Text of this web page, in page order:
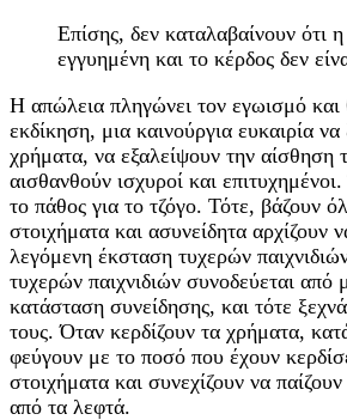
Επίσης, δεν καταλαβαίνουν ότι η
εγγυημένη και το κέρδος δεν
Η απώλεια πληγώνει τον εγωισμό
εκδίκηση, μια καινούργια ευκαιρία
χρήματα, να εξαλείψουν την αίσθηση
αισθανθούν ισχυροί και
το πάθος για το τζόγο. Τότε, βάζουν
στοιχήματα και ασυνείδητα αρχίζουν
λεγόμενη έκσταση τυχερών
τυχερών παιχνιδιών συνοδεύεται από
κατάσταση συνείδησης, και τότε
τους. Όταν κερδίζουν τα χρήματα,
φεύγουν με το ποσό που έχουν
στοιχήματα και συνεχίζουν να
από τα λεφτά.